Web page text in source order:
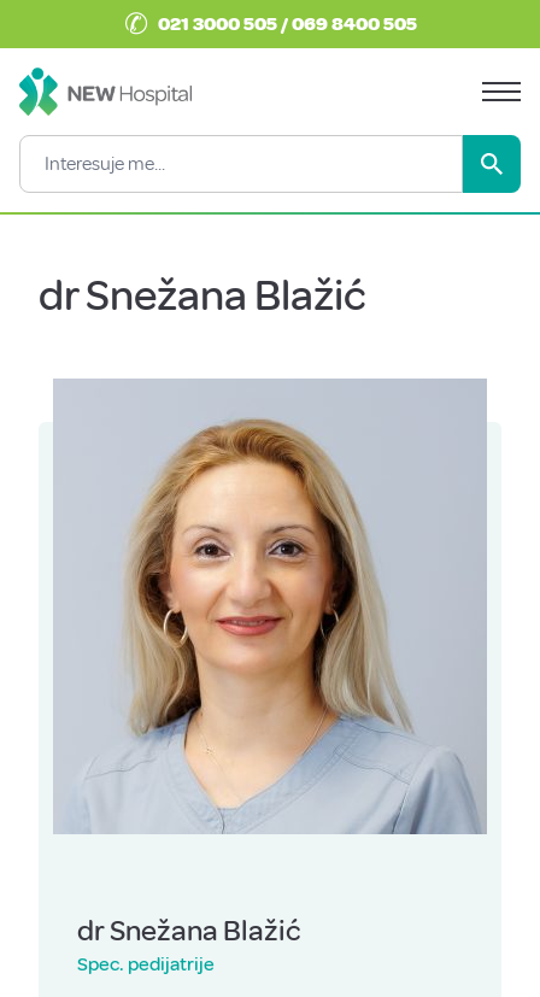
✆ 021 3000 505 / 069 8400 505
dr Snežana Blažić
dr Snežana Blažić
Spec. pedijatrije